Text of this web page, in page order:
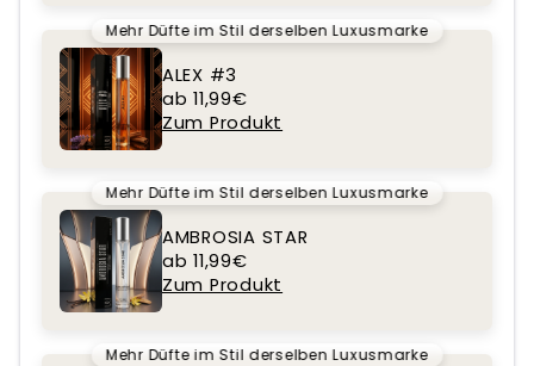
Mehr Düfte im Stil derselben Luxusmarke
ALEX #3
ab 11,99€
Zum Produkt
Mehr Düfte im Stil derselben Luxusmarke
AMBROSIA STAR
ab 11,99€
Zum Produkt
Mehr Düfte im Stil derselben Luxusmarke